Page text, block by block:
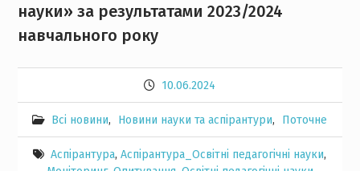
науки» за результатами 2023/2024
навчального року
10.06.2024
Всі новини, Новини науки та аспірантури, Поточне
Аспірантура,Аспірантура_Освітні педагогічні науки,